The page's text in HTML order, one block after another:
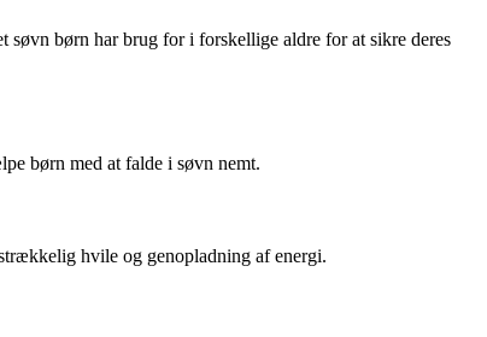
søvn børn har brug for i forskellige aldre for at sikre deres
børn med at falde i søvn nemt.
hvile og genopladning af energi.